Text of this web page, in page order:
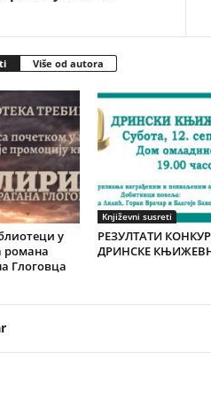
Više od autora
у
романа
Глоговца
Književni susreti
РЕЗУЛТАТИ
ДРИНСКЕ